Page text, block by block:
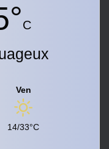
C
Ven
14/33°C